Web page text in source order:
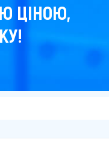
ЦІНОЮ,